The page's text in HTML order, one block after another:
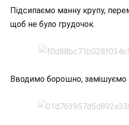
Підсипаємо манну крупу,
щоб не було грудочок.
Вводимо борошно, замішуємо